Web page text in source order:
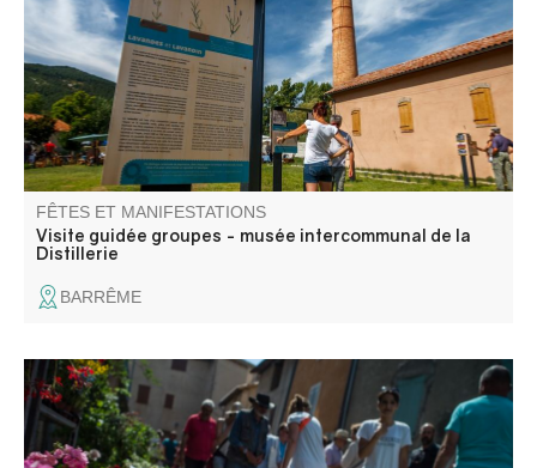
parfum. Cette distillerie est construite en 1905 par une
société Allemande implantée internationalement.
FÊTES ET MANIFESTATIONS
Visite guidée groupes - musée intercommunal de la
Distillerie
BARRÊME
L’association La Fleur de Sel, qui l’organise, redouble
d’effort et d’inventivité : les rues du village prennent des
airs de floralies et se transforment en une véritable